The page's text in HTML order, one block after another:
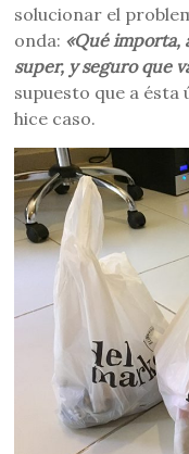
solucionar el
onda: «Qué importa,
super, y seguro que
supuesto que a ésta
hice caso.